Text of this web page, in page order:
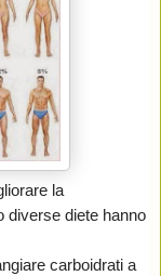
la
diverse diete hanno
carboidrati a